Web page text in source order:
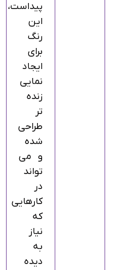
پیداست،
این
رنگ
برای
ایجاد
نمایی
زنده‌
تر
طراحی
شده
و می‌
تواند
در
کارهایی
که
نیاز
به
دیده